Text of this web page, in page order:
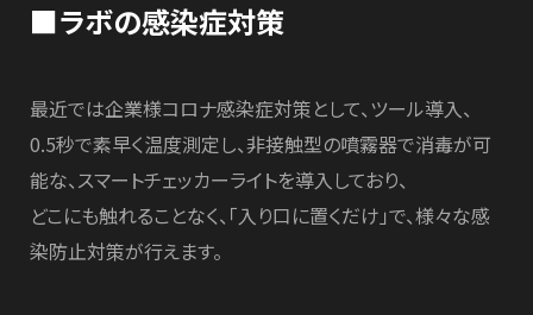
■ラボの感染症対策
最近では企業様コロナ感染症対策として、ツール導入、
0.5秒で素早く温度測定し、非接触型の噴霧器で消毒が可
能な、スマートチェッカーライトを導入しており、
どこにも触れることなく、「入り口に置くだけ」で、様々な感
染防止対策が行えます。